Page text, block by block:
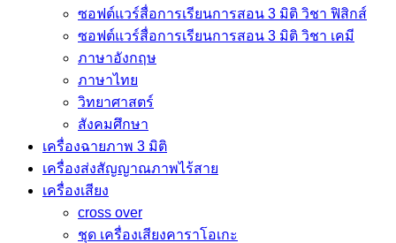
ซอฟต์แวร์สื่อการเรียนการสอน 3 มิติ วิชา ฟิสิกส์
ซอฟต์แวร์สื่อการเรียนการสอน 3 มิติ วิชา เคมี
ภาษาอังกฤษ
ภาษาไทย
วิทยาศาสตร์
สังคมศึกษา
เครื่องฉายภาพ 3 มิติ
เครื่องส่งสัญญาณภาพไร้สาย
เครื่องเสียง
cross over
ชุด เครื่องเสียงคาราโอเกะ